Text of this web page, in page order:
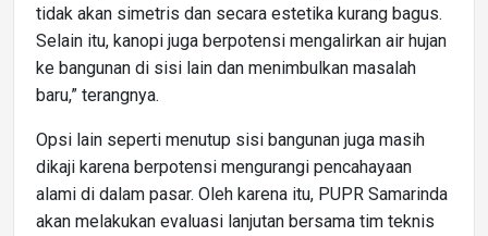
tidak akan simetris dan secara estetika kurang bagus.
Selain itu, kanopi juga berpotensi mengalirkan air hujan
ke bangunan di sisi lain dan menimbulkan masalah
baru,” terangnya.
Opsi lain seperti menutup sisi bangunan juga masih
dikaji karena berpotensi mengurangi pencahayaan
alami di dalam pasar. Oleh karena itu, PUPR Samarinda
akan melakukan evaluasi lanjutan bersama tim teknis